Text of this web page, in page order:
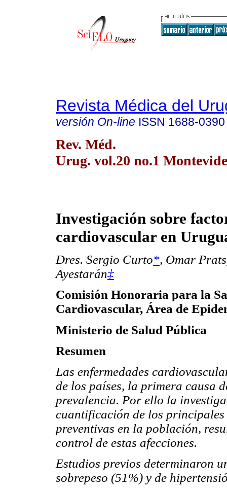
Revista Médica del
versión On-line ISSN 1688-0390
Rev. Méd.
Urug. vol.20 no.1
Investigación sobre
cardiovascular en
Dres. Sergio Curto*, Omar Prats
Ayestarán‡
Comisión Honoraria para la
Cardiovascular, Área de
Ministerio de Salud Pública
Resumen
Las enfermedades
de los países, la primera causa
prevalencia. Por ello la
cuantificación de los
preventivas en la población,
control de estas afecciones.
Estudios previos determinaron
sobrepeso (51%) y de